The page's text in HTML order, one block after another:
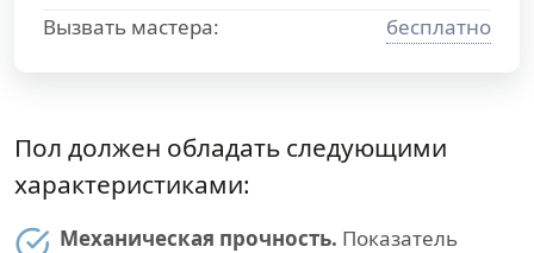
Вызвать мастера:
бесплатно
Пол должен обладать следующими
характеристиками:
Механическая прочность. Показатель